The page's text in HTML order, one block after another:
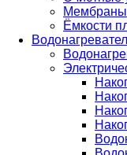
Мембраны
Ёмкости